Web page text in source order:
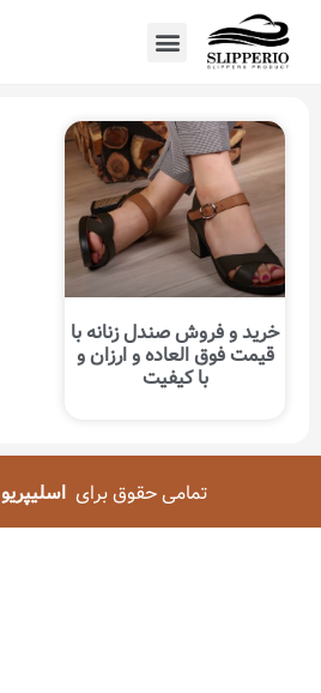
خرید و فروش صندل زنانه با
قیمت فوق العاده و ارزان و
با کیفیت
تمامی حقوق برایاسلیپریو